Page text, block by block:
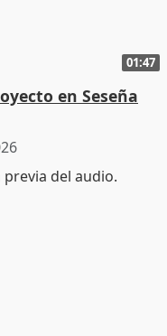
01:47
en Seseña